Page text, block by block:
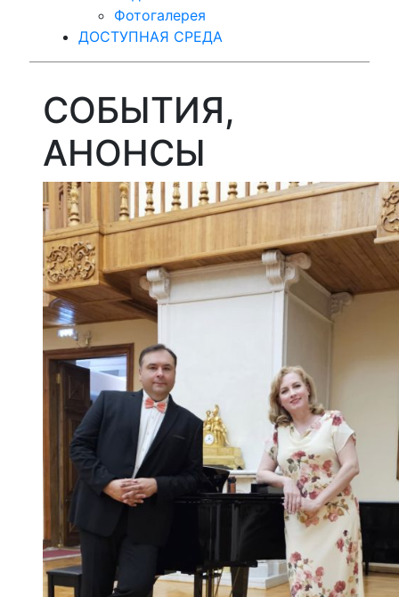
Фотогалерея
ДОСТУПНАЯ СРЕДА
СОБЫТИЯ,
АНОНСЫ